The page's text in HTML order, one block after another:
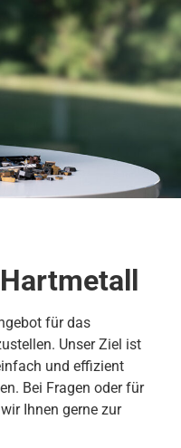
für das
Unser Ziel ist
und effizient
Bei Fragen oder für
Ihnen gerne zur